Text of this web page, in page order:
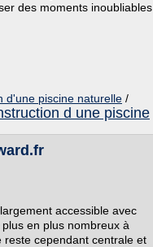
des moments inoubliables
d'une piscine naturelle /
d une piscine
accessible avec
en plus nombreux à
cependant centrale et